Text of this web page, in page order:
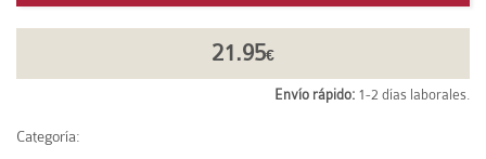
21.95€
Envío rápido: 1-2 días laborales.
Categoría: